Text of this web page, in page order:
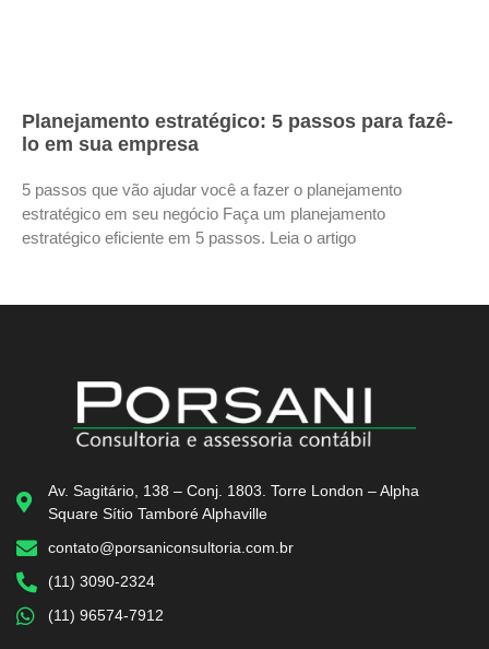
Planejamento estratégico: 5 passos para fazê-
lo em sua empresa
5 passos que vão ajudar você a fazer o planejamento
estratégico em seu negócio Faça um planejamento
estratégico eficiente em 5 passos. Leia o artigo
Av. Sagitário, 138 – Conj. 1803. Torre London – Alpha
Square Sítio Tamboré Alphaville
contato@porsaniconsultoria.com.br
(11) 3090-2324
(11) 96574-7912